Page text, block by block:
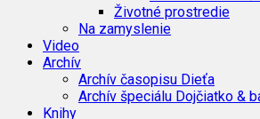
Životné prostredie
Na zamyslenie
Video
Archív
Archív časopisu Dieťa
Archív špeciálu Dojčiatko &
Knihy